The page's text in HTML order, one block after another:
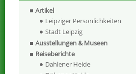
Artikel
Leipziger Persönlichkeiten
Stadt Leipzig
Ausstellungen & Museen
Reiseberichte
Dahlener Heide